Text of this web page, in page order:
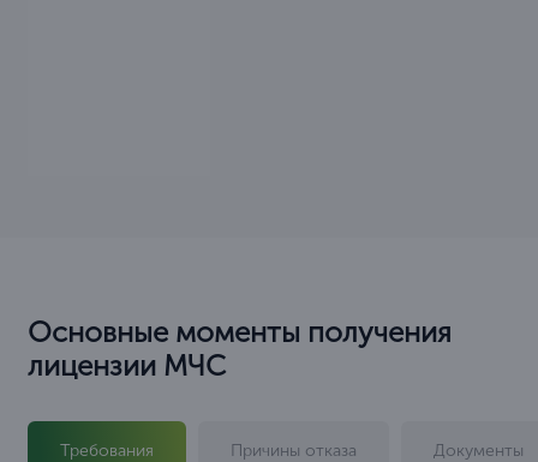
Основные моменты получения
лицензии МЧС
Требования Причины отказа Документы